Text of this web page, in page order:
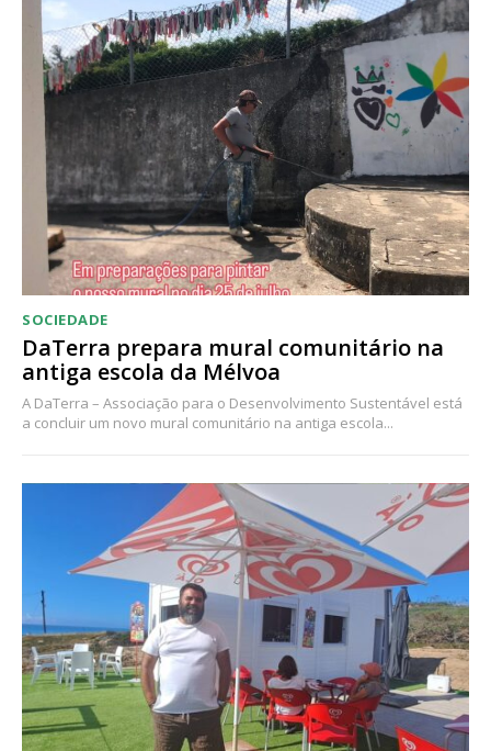
Acesso ao conteúdo online
Acesso aos conteúdos Exclusivos para
assinantes
Ofertas para assinatura anual
Escolha o plano
SOCIEDADE
DaTerra prepara mural comunitário na
antiga escola da Mélvoa
A DaTerra – Associação para o Desenvolvimento Sustentável está
a concluir um novo mural comunitário na antiga escola...